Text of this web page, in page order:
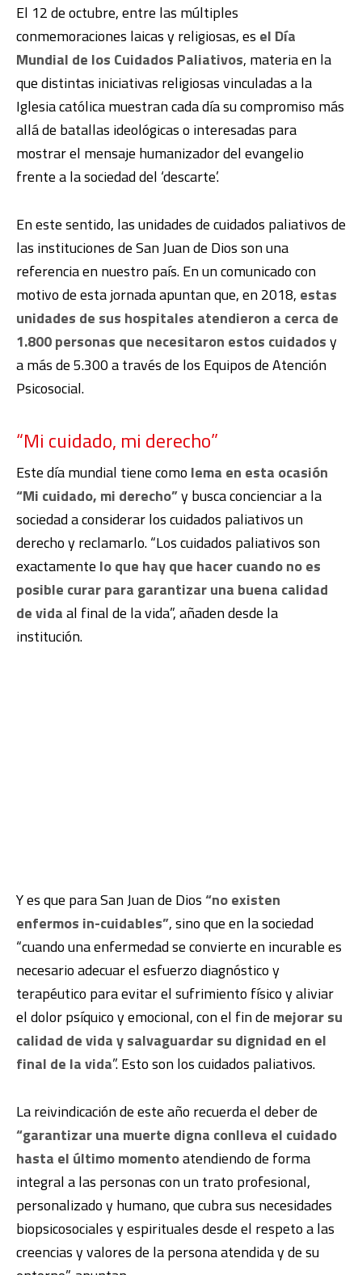
El 12 de octubre, entre las múltiples
conmemoraciones laicas y religiosas, es el Día
Mundial de los Cuidados Paliativos, materia en la
que distintas iniciativas religiosas vinculadas a la
Iglesia católica muestran cada día su compromiso más
allá de batallas ideológicas o interesadas para
mostrar el mensaje humanizador del evangelio
frente a la sociedad del ‘descarte’.
En este sentido, las unidades de cuidados paliativos de
las instituciones de San Juan de Dios son una
referencia en nuestro país. En un comunicado con
motivo de esta jornada apuntan que, en 2018, estas
unidades de sus hospitales atendieron a cerca de
1.800 personas que necesitaron estos cuidadosy
a más de 5.300 a través de los Equipos de Atención
Psicosocial.
“Mi cuidado, mi derecho”
Este día mundial tiene como lema en esta ocasión
“Mi cuidado, mi derecho”y busca concienciar a la
sociedad a considerar los cuidados paliativos un
derecho y reclamarlo. “Los cuidados paliativos son
exactamente lo que hay que hacer cuando no es
posible curar para garantizar una buena calidad
de vidaal final de la vida”, añaden desde la
institución.
Y es que para San Juan de Dios“no existen
enfermos in-cuidables”, sino que en la sociedad
“cuando una enfermedad se convierte en incurable es
necesario adecuar el esfuerzo diagnóstico y
terapéutico para evitar el sufrimiento físico y aliviar
el dolor psíquico y emocional, con el fin de mejorar su
calidad de vida y salvaguardar su dignidad en el
final de la vida”. Esto son los cuidados paliativos.
La reivindicación de este año recuerda el deber de
“garantizar una muerte digna conlleva el cuidado
hasta el último momentoatendiendo de forma
integral a las personas con un trato profesional,
personalizado y humano, que cubra sus necesidades
biopsicosociales y espirituales desde el respeto a las
creencias y valores de la persona atendida y de su